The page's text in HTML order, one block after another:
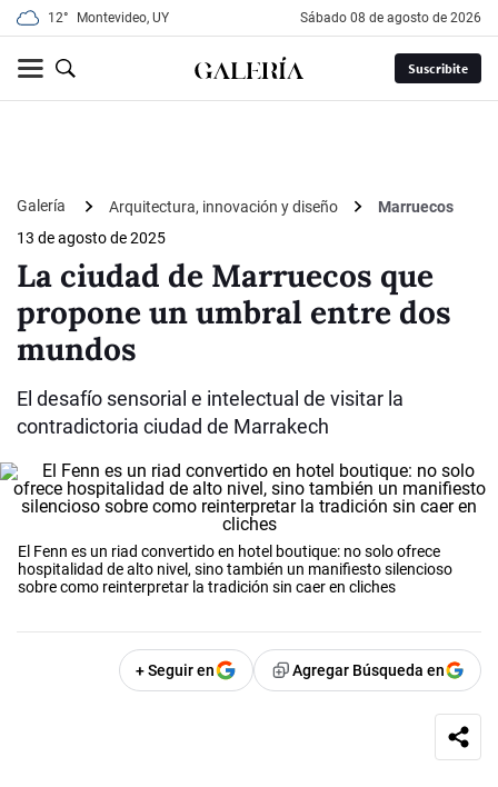
12° Montevideo, UY sábado 08 de agosto de 2026
Suscribite
Galería Arquitectura, innovación y diseño
Marruecos
13 de agosto de 2025
La ciudad de Marruecos que
propone un umbral entre dos
mundos
El desafío sensorial e intelectual de visitar la
contradictoria ciudad de Marrakech
El Fenn es un riad convertido en hotel boutique: no solo ofrece
hospitalidad de alto nivel, sino también un manifiesto silencioso
sobre como reinterpretar la tradición sin caer en cliches
+ Seguir en Agregar Búsqueda en